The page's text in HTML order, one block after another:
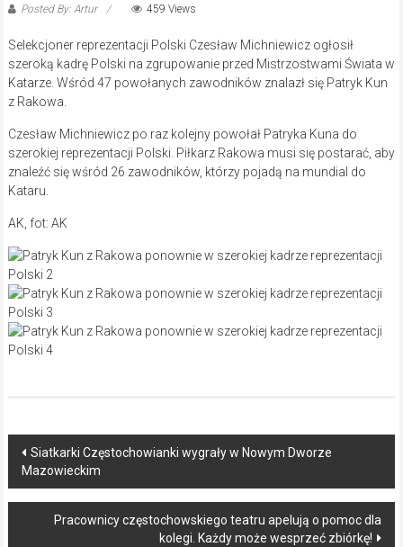
Posted By: Artur 459 Views
Selekcjoner reprezentacji Polski Czesław Michniewicz ogłosił
szeroką kadrę Polski na zgrupowanie przed Mistrzostwami Świata w
Katarze. Wśród 47 powołanych zawodników znalazł się Patryk Kun
z Rakowa.
Czesław Michniewicz po raz kolejny powołał Patryka Kuna do
szerokiej reprezentacji Polski. Piłkarz Rakowa musi się postarać, aby
znaleźć się wśród 26 zawodników, którzy pojadą na mundial do
Kataru.
AK, fot: AK
Post
navigation
Siatkarki Częstochowianki wygrały w Nowym Dworze
Mazowieckim
Pracownicy częstochowskiego teatru apelują o pomoc dla
kolegi. Każdy może wesprzeć zbiórkę!